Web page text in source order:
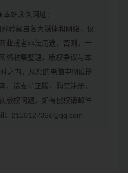
站永久网址：
转载自各大媒体和网络，仅
业或者非法用途，否则，一
络收集整理，版权争议与本
之内，从您的电脑中彻底删
，请支持正版，购买注册，
版权问题，如有侵权请邮件
：2130127326@qq.com